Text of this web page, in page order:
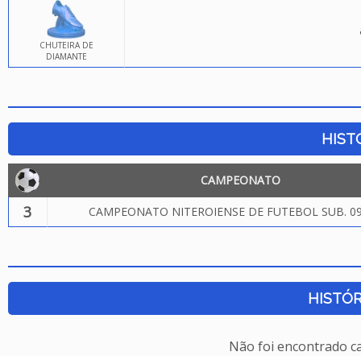
CHUTEIRA DE
DIAMANTE
CAMPEONATO
3 CAMPEONATO NITEROIENSE DE FUTEBOL SUB.
Não foi encontrado